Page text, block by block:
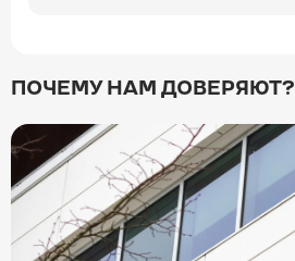
ПОЧЕМУ НАМ ДОВЕРЯЮТ?